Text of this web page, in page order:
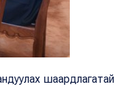
шаардлагатай